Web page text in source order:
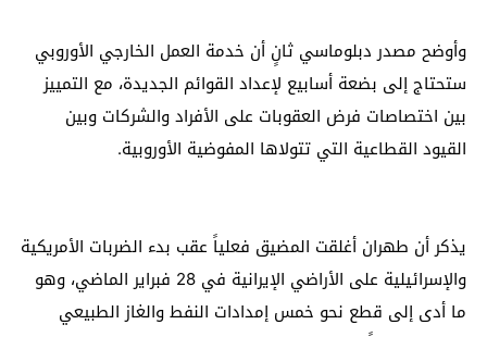
وأوضح مصدر دبلوماسي ثانٍ أن خدمة العمل الخارجي الأوروبي
ستحتاج إلى بضعة أسابيع لإعداد القوائم الجديدة، مع التمييز
بين اختصاصات فرض العقوبات على الأفراد والشركات وبين
القيود القطاعية التي تتولاها المفوضية الأوروبية.
يذكر أن طهران أغلقت المضيق فعلياً عقب بدء الضربات الأمريكية
والإسرائيلية على الأراضي الإيرانية في 28 فبراير الماضي، وهو
ما أدى إلى قطع نحو خمس إمدادات النفط والغاز الطبيعي